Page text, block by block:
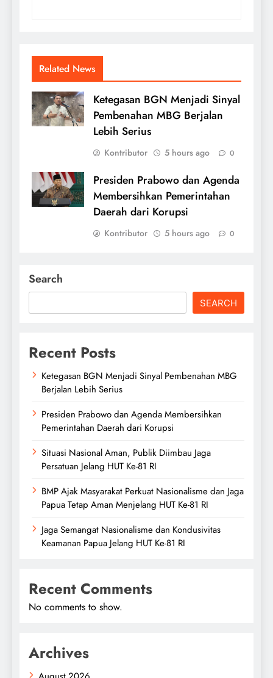
Related News
Ketegasan BGN Menjadi Sinyal
Pembenahan MBG Berjalan
Lebih Serius
Kontributor 5 hours ago 0
Presiden Prabowo dan Agenda
Membersihkan Pemerintahan
Daerah dari Korupsi
Kontributor 5 hours ago 0
Search
SEARCH
Recent Posts
Ketegasan BGN Menjadi Sinyal Pembenahan MBG
Berjalan Lebih Serius
Presiden Prabowo dan Agenda Membersihkan
Pemerintahan Daerah dari Korupsi
Situasi Nasional Aman, Publik Diimbau Jaga
Persatuan Jelang HUT Ke-81 RI
BMP Ajak Masyarakat Perkuat Nasionalisme dan Jaga
Papua Tetap Aman Menjelang HUT Ke-81 RI
Jaga Semangat Nasionalisme dan Kondusivitas
Keamanan Papua Jelang HUT Ke-81 RI
Recent Comments
No comments to show.
Archives